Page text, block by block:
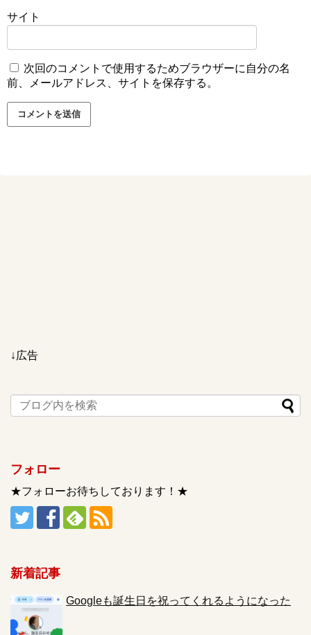
サイト
次回のコメントで使用するためブラウザーに自分の名
前、メールアドレス、サイトを保存する。
↓広告
フォロー
★フォローお待ちしております！★
新着記事
Googleも誕生日を祝ってくれるようになった